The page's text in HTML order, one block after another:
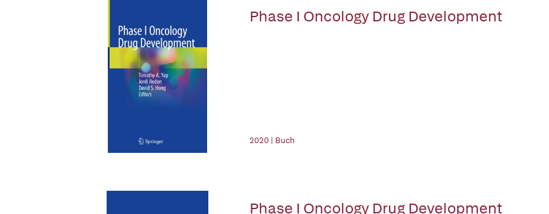
Phase I Oncology Drug Development
2020 | Buch
Phase I Oncology Drug Development